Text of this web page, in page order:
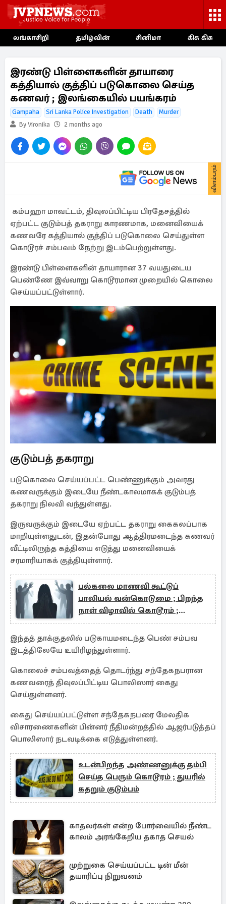
லங்காசிறி தமிழ்வின் சினிமா கிசு கிசு
இரண்டு பிள்ளைகளின் தாயாரை
கத்தியால் குத்திப் படுகொலை செய்த
கணவர் ; இலங்கையில் பயங்கரம்
Gampaha Sri Lanka Police Investigation Death
Murder
By Vironika
2 months ago
விளம்பரம்
கம்பஹா மாவட்டம், திவுலப்பிட்டிய பிரதேசத்தில்
ஏற்பட்ட குடும்பத் தகராறு காரணமாக, மனைவியைக்
கணவரே கத்தியால் குத்திப் படுகொலை செய்துள்ள
கொடூரச் சம்பவம் நேற்று இடம்பெற்றுள்ளது.
இரண்டு பிள்ளைகளின் தாயாரான 37 வயதுடைய
பெண்ணே இவ்வாறு கொடூரமான முறையில் கொலை
செய்யப்பட்டுள்ளார்.
குடும்பத் தகராறு
படுகொலை செய்யப்பட்ட பெண்ணுக்கும் அவரது
கணவருக்கும் இடையே நீண்டகாலமாகக் குடும்பத்
தகராறு நிலவி வந்துள்ளது.
இருவருக்கும் இடையே ஏற்பட்ட தகராறு கைகலப்பாக
மாறியுள்ளதுடன், இதன்போது ஆத்திரமடைந்த கணவர்
வீட்டிலிருந்த கத்தியை எடுத்து மனைவியைக்
சரமாரியாகக் குத்தியுள்ளார்.
பல்கலை மாணவி கூட்டுப்
பாலியல் வன்கொடுமை ; பிறந்த
நாள் விழாவில் கொடூரம் ;
அடுத்தடுத்து நடந்த சம்பவம்
இந்தத் தாக்குதலில் படுகாயமடைந்த பெண் சம்பவ
இடத்திலேயே உயிரிழந்துள்ளார்.
கொலைச் சம்பவத்தைத் தொடர்ந்து சந்தேகநபரான
கணவரைத் திவுலப்பிட்டிய பொலிஸார் கைது
செய்துள்ளனர்.
கைது செய்யப்பட்டுள்ள சந்தேகநபரை மேலதிக
விசாரணைகளின் பின்னர் நீதிமன்றத்தில் ஆஜர்படுத்தப்
பொலிஸார் நடவடிக்கை எடுத்துள்ளனர்.
உடன்பிறந்த அண்ணனுக்கு தம்பி
செய்த பெரும் கொடூரம் ; துயரில்
கதறும் குடும்பம்
காதலர்கள் என்ற போர்வையில் நீண்ட
காலம் அரங்கேறிய தகாத செயல்
முற்றுகை செய்யப்பட்ட டின் மீன்
தயாரிப்பு நிறுவனம்